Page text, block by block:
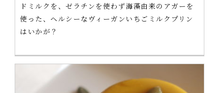
ドミルクを、ゼラチンを使わず海藻由来のアガーを
使った、ヘルシーなヴィーガンいちごミルクプリン
はいかが？